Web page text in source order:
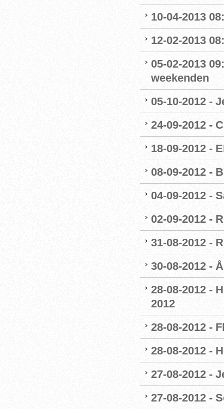
10-04-2013
12-02-2013
05-02-2013
weekenden
05-10-2012 -
24-09-2012 -
18-09-2012 -
08-09-2012 -
04-09-2012 -
02-09-2012 -
31-08-2012 -
30-08-2012 -
28-08-2012 -
2012
28-08-2012 -
28-08-2012 -
27-08-2012 -
27-08-2012 -